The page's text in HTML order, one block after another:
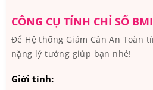
CÔNG CỤ TÍNH CHỈ SỐ BMI
Để Hệ thống Giảm Cân An Toàn
nặng lý tưởng giúp bạn nhé!
Giới tính: